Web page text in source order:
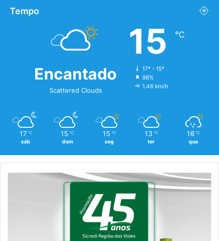
Tempo
Encantado
Scattered Clouds
15 ℃
17º - 15º
96%
1.46 km/h
17 ℃
sáb
15 ℃
dom
15 ℃
seg
13 ℃
ter
16 ℃
qua